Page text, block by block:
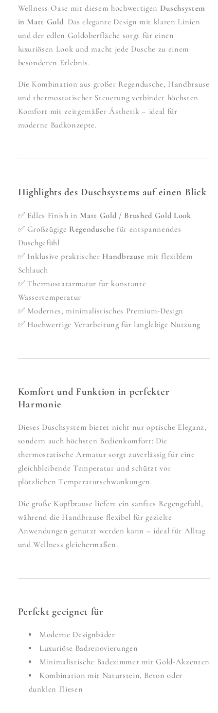
Wellness-Oase mit diesem hochwertigen Duschsystem
in Matt Gold. Das elegante Design mit klaren Linien
und der edlen Goldoberfläche sorgt für einen
luxuriösen Look und macht jede Dusche zu einem
besonderen Erlebnis.
Die Kombination aus großer Regendusche, Handbrause
und thermostatischer Steuerung verbindet höchsten
Komfort mit zeitgemäßer Ästhetik – ideal für
moderne Badkonzepte.
Highlights des Duschsystems auf einen Blick
✅ Edles Finish in Matt Gold / Brushed Gold Look
✅ Großzügige Regendusche für entspannendes
Duschgefühl
✅ Inklusive praktischer Handbrause mit flexiblem
Schlauch
✅ Thermostatarmatur für konstante
Wassertemperatur
✅ Modernes, minimalistisches Premium-Design
✅ Hochwertige Verarbeitung für langlebige Nutzung
Komfort und Funktion in perfekter
Harmonie
Dieses Duschsystem bietet nicht nur optische Eleganz,
sondern auch höchsten Bedienkomfort: Die
thermostatische Armatur sorgt zuverlässig für eine
gleichbleibende Temperatur und schützt vor
plötzlichen Temperaturschwankungen.
Die große Kopfbrause liefert ein sanftes Regengefühl,
während die Handbrause flexibel für gezielte
Anwendungen genutzt werden kann – ideal für Alltag
und Wellness gleichermaßen.
Perfekt geeignet für
Moderne Designbäder
Luxuriöse Badrenovierungen
Minimalistische Badezimmer mit Gold-Akzenten
Kombination mit Naturstein, Beton oder
dunklen Fliesen